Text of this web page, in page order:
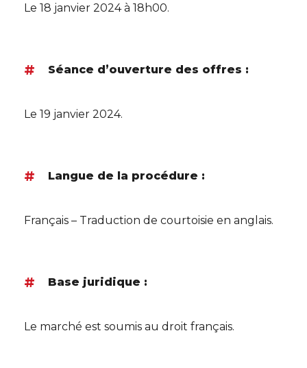
Le 18 janvier 2024 à 18h00.
Séance d’ouverture des offres :
Le 19 janvier 2024.
Langue de la procédure :
Français – Traduction de courtoisie en anglais.
Base juridique :
Le marché est soumis au droit français.